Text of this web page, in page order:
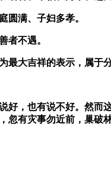
满、子妇多孝。
不遇。
大吉祥的表示，属于分
好，也有说不好。然
忽有灾事勿近前，巢